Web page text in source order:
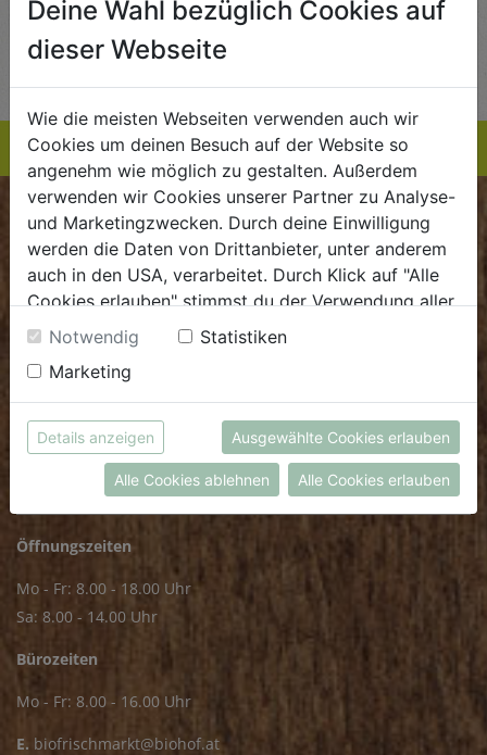
EINKAUFSLISTE
BIOKISTE
Kundenservice
Fr: 8.00 - 15.00 Uhr
dieBiokiste@biohof.at
.+43 7272 2597
FRISCHMARKT
Öffnungszeiten
Mo - Fr: 8.00 - 18.00 Uhr
Sa: 8.00 - 14.00 Uhr
Bürozeiten
Mo - Fr: 8.00 - 16.00 Uhr
E. biofrischmarkt@biohof.at
Deine Wahl bezüglich Cookies auf
dieser Webseite
Wie die meisten Webseiten verwenden auch wir
Cookies um deinen Besuch auf der Website so
angenehm wie möglich zu gestalten. Außerdem
verwenden wir Cookies unserer Partner zu Analyse-
und Marketingzwecken. Durch deine Einwilligung
werden die Daten von Drittanbieter, unter anderem
auch in den USA, verarbeitet. Durch Klick auf "Alle
Cookies erlauben" stimmst du der Verwendung aller
Cookies zu. Unter "Details anzeigen" findest du alle
Infos zu den unterschiedlichen Cookies, du kannst
auch entscheiden, welche Cookies du erlauben
möchtest.
Weitere Informationen findest du in unserer
Datenschutzerklärung
bzw. imImpressum
Notwendig
Statistiken
Marketing
Details anzeigen Ausgewählte Cookies erlauben
Alle Cookies ablehnen Alle Cookies erlauben